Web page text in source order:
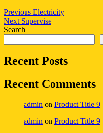
Post
navigation
Previous Previous
post:
Electricity
Next Next
post:
Supervise
Search
Recent Posts
Recent Comments
admin on Product Title 9
admin on Product Title 9